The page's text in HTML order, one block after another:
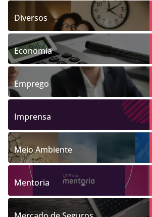
Diversos
Economia
Emprego
Imprensa
Meio Ambiente
Mentoria